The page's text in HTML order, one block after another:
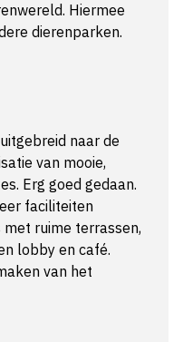
Hiermee
dierenparken.
naar de
van mooie,
Erg goed gedaan.
faciliteiten
ruime terrassen,
lobby en café.
van het